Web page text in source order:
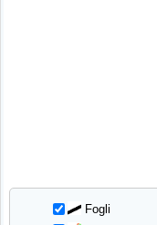
Fogli